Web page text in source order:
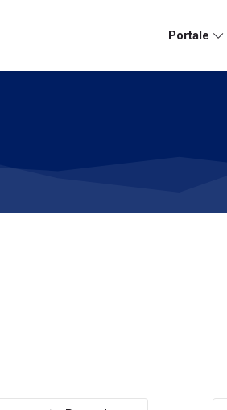
Portale